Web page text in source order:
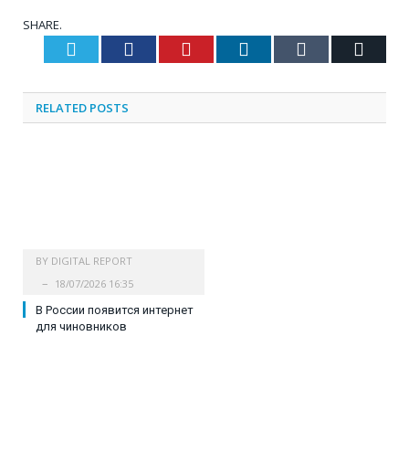
SHARE.
Twitter Facebook Pinterest LinkedIn Tumblr
RELATED POSTS
BY DIGITAL REPORT
18/07/2026 16:35
В России появится интернет
для чиновников